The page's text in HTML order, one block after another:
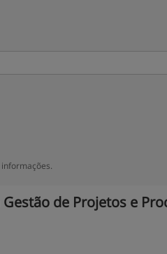
de Projetos e